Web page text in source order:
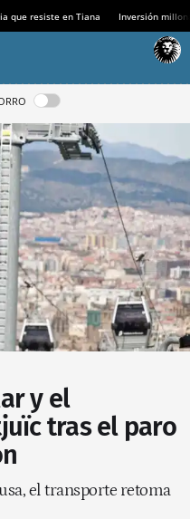
que resiste en Tiana Inversión
y el
tras el paro
el transporte retoma